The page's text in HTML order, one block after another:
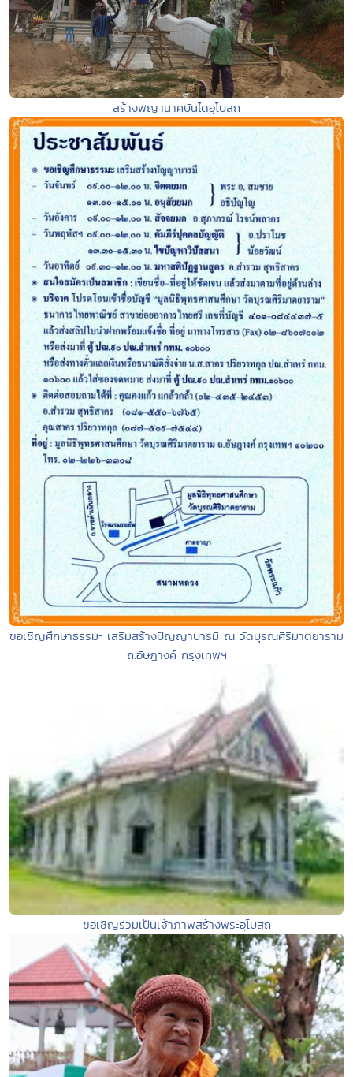
สร้างพญานาคบันไดอุโบสถ
ขอเชิญศึกษาธรรมะ เสริมสร้างปัญญาบารมี ณ วัดบุรณศิริมาตยาราม
ถ.อัษฎางค์ กรุงเทพฯ
ขอเชิญร่วมเป็นเจ้าภาพสร้างพระอุโบสถ